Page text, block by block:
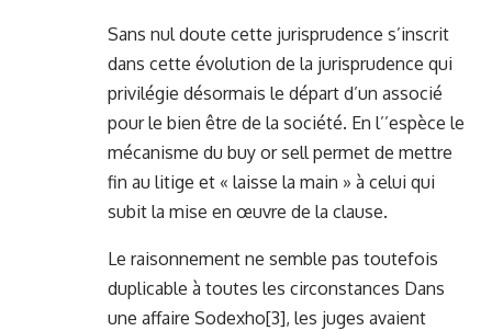
Sans nul doute cette jurisprudence s’inscrit
dans cette évolution de la jurisprudence qui
privilégie désormais le départ d’un associé
pour le bien être de la société. En l’’espèce le
mécanisme du buy or sell permet de mettre
fin au litige et « laisse la main » à celui qui
subit la mise en œuvre de la clause.
Le raisonnement ne semble pas toutefois
duplicable à toutes les circonstances Dans
une affaire Sodexho[3], les juges avaient